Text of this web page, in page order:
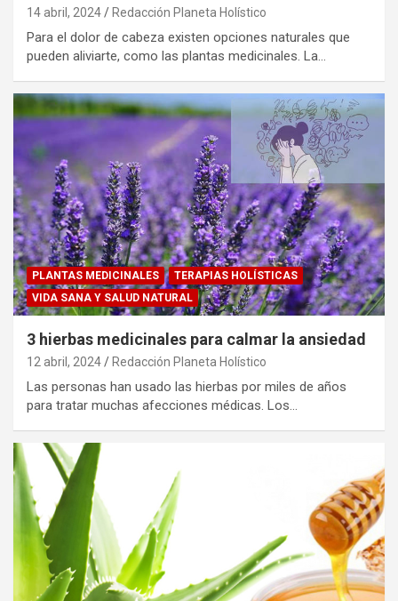
14 abril, 2024 Redacción Planeta Holístico
Para el dolor de cabeza existen opciones naturales que
pueden aliviarte, como las plantas medicinales. La…
PLANTAS MEDICINALES
TERAPIAS HOLÍSTICAS
VIDA SANA Y SALUD NATURAL
3 hierbas medicinales para calmar la ansiedad
12 abril, 2024 Redacción Planeta Holístico
Las personas han usado las hierbas por miles de años
para tratar muchas afecciones médicas. Los…